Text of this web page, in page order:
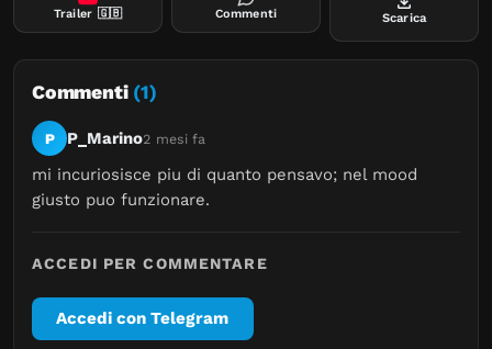
Trailer 🇬🇧 Commenti Scarica
Commenti (1)
P P_Marino2 mesi fa
mi incuriosisce piu di quanto pensavo; nel mood
giusto puo funzionare.
ACCEDI PER COMMENTARE
Accedi con Telegram